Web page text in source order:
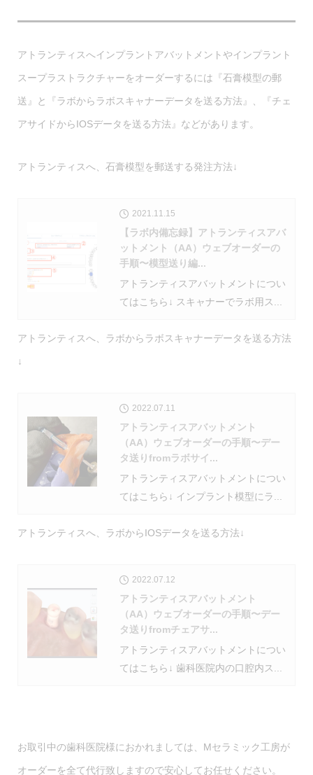
アトランティスへインプラントアバットメントやインプラント
スープラストラクチャーをオーダーするには『石膏模型の郵
送』と『ラボからラボスキャナーデータを送る方法』、『チェ
アサイドからIOSデータを送る方法』などがあります。
アトランティスへ、石膏模型を郵送する発注方法↓
2021.11.15
【ラボ内備忘録】アトランティスアバ
ットメント（AA）ウェブオーダーの
手順〜模型送り編...
アトランティスアバットメントについ
てはこちら↓ スキャナーでラボ用ス...
アトランティスへ、ラボからラボスキャナーデータを送る方法
↓
2022.07.11
アトランティスアバットメント
（AA）ウェブオーダーの手順〜デー
タ送りfromラボサイ...
アトランティスアバットメントについ
てはこちら↓ インプラント模型にラ...
アトランティスへ、ラボからIOSデータを送る方法↓
2022.07.12
アトランティスアバットメント
（AA）ウェブオーダーの手順〜デー
タ送りfromチェアサ...
アトランティスアバットメントについ
てはこちら↓ 歯科医院内の口腔内ス...
お取引中の歯科医院様におかれましては、Mセラミック工房が
オーダーを全て代行致しますので安心してお任せください。